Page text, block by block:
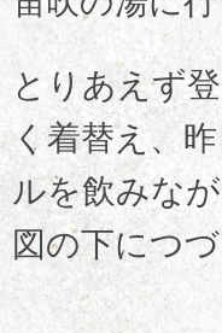
とりあえず
く着替え、
ルを飲みな
図の下につづ